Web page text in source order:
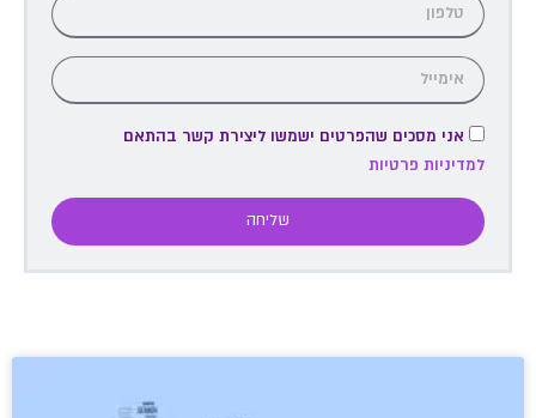
אני מסכים שהפרטים ישמשו ליצירת קשר בהתאם
למדיניות פרטיות
שליחה